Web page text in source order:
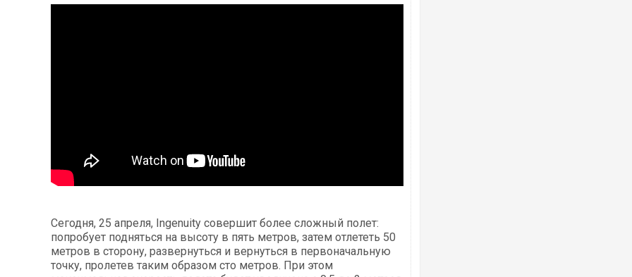
Сегодня, 25 апреля, Ingenuity совершит более сложный полет:
попробует подняться на высоту в пять метров, затем отлететь 50
метров в сторону, развернуться и вернуться в первоначальную
точку, пролетев таким образом сто метров. При этом